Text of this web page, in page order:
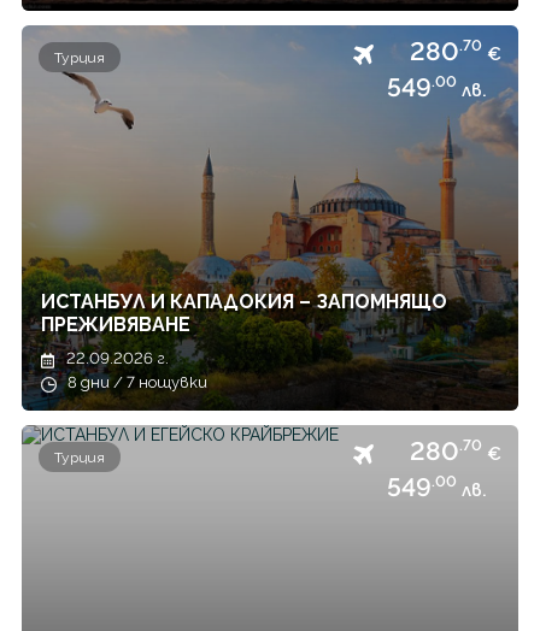
Турция 280.70 €
549.00 лв.
ИСТАНБУЛ И КАПАДОКИЯ – ЗАПОМНЯЩО
ПРЕЖИВЯВАНЕ
22.09.2026 г.
8 дни / 7 нощувки
Турция 280.70 €
549.00 лв.